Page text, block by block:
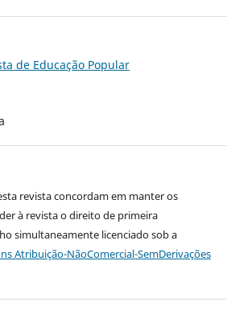
de Educação Popular
revista concordam em manter os
à revista o direito de primeira
simultaneamente licenciado sob a
Atribuição-NãoComercial-SemDerivações